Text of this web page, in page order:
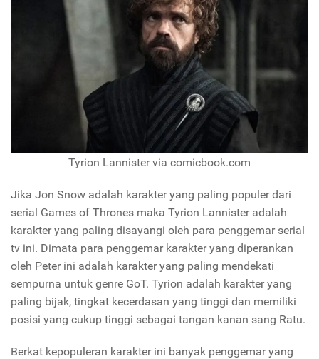
Tyrion Lannister via comicbook.com
Jika Jon Snow adalah karakter yang paling populer dari
serial Games of Thrones maka Tyrion Lannister adalah
karakter yang paling disayangi oleh para penggemar serial
tv ini. Dimata para penggemar karakter yang diperankan
oleh Peter ini adalah karakter yang paling mendekati
sempurna untuk genre GoT. Tyrion adalah karakter yang
paling bijak, tingkat kecerdasan yang tinggi dan memiliki
posisi yang cukup tinggi sebagai tangan kanan sang Ratu.
Berkat kepopuleran karakter ini banyak penggemar yang